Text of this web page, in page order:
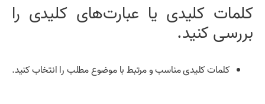
کلمات کلیدی یا عبارت‌های کلیدی را
بررسی کنید.
کلمات کلیدی مناسب و مرتبط با موضوع مطلب را انتخاب کنید.